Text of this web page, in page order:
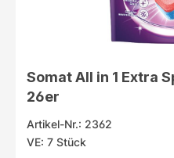
Somat All in 1 Extra
26er
Artikel-Nr.: 2362
VE: 7 Stück